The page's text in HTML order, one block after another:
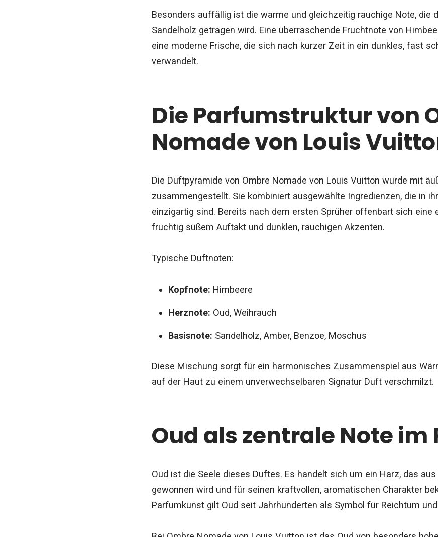
Besonders auffällig ist die warme und gleichzeitig rauchige Note, die
Sandelholz getragen wird. Eine überraschende Fruchtnote von
eine moderne Frische, die sich nach kurzer Zeit in ein dunkles, fast
verwandelt.
Die Parfumstruktur von
Nomade von Louis
Die Duftpyramide von Ombre Nomade von Louis Vuitton wurde mit
zusammengestellt. Sie kombiniert ausgewählte Ingredienzen, die in
einzigartig sind. Bereits nach dem ersten Sprüher offenbart sich eine
fruchtig süßem Auftakt und dunklen, rauchigen Akzenten.
Typische Duftnoten:
Kopfnote: Himbeere
Herznote: Oud, Weihrauch
Basisnote: Sandelholz, Amber, Benzoe, Moschus
Diese Mischung sorgt für ein harmonisches Zusammenspiel aus
auf der Haut zu einem unverwechselbaren Signatur Duft verschmilzt.
Oud als zentrale Note im
Oud ist die Seele dieses Duftes. Es handelt sich um ein Harz, das
gewonnen wird und für seinen kraftvollen, aromatischen Charakter
Parfumkunst gilt Oud seit Jahrhunderten als Symbol für Reichtum